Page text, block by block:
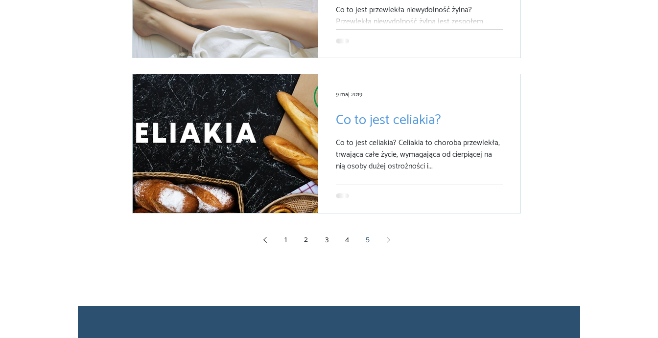
Co to jest przewlekła niewydolność żylna?
Przewlekła niewydolność żylna jest zespołem
objawów wynikających z długotrwałego
poszerzenia...
Co to jest celiakia?
Co to jest celiakia? Celiakia to choroba przewlekła,
trwająca całe życie, wymagająca od cierpiącej na
nią osoby dużej ostrożności i...
9 maj 2019
1 2 3 4 5